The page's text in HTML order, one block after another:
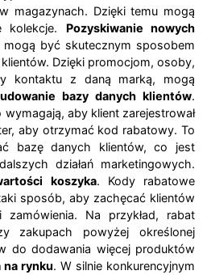
magazynach. Dzięki temu mogą
kolekcje. Pozyskiwanie nowych
mogą być skutecznym sposobem
Dzięki promocjom, osoby,
kontaktu z daną marką, mogą
bazy danych klientów.
aby klient zarejestrował
aby otrzymać kod rabatowy. To
bazę danych klientów, co jest
działań marketingowych.
koszyka. Kody rabatowe
sposób, aby zachęcać klientów
Na przykład, rabat
zakupach powyżej określonej
do dodawania więcej produktów
na rynku. W silnie konkurencyjnym